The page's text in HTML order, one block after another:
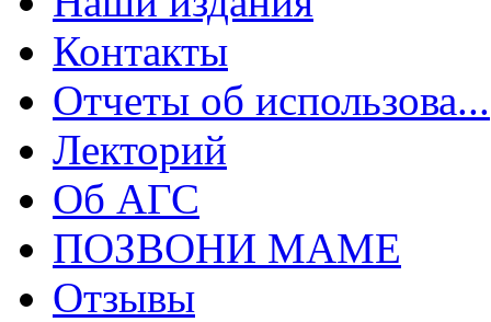
Контакты
Отчеты об использова...
Лекторий
Об АГС
ПОЗВОНИ МАМЕ
Отзывы